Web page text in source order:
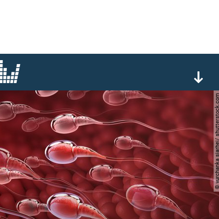
© yurchanka